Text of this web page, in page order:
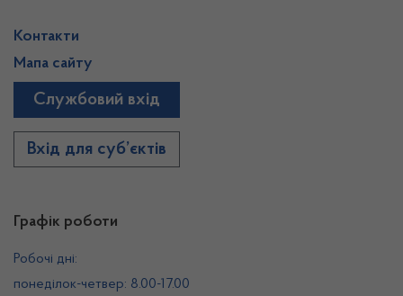
Графік роботи
Робочі дні:
понеділок-четвер: 8.00-17.00
Контакти
Мапа сайту
Службовий вхід
Вхід для суб’єктів